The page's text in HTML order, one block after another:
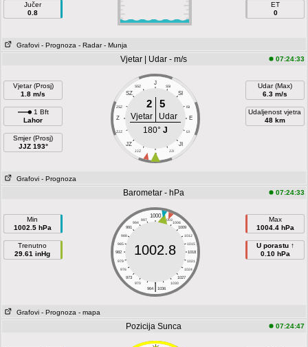
Jučer
0.8
ET
0
Grafovi - Prognoza - Radar - Munja
Vjetar | Udar - m/s 07:24:33
Vjetar (Prosj)
1.8 m/s
1 Bft
Lahor
Smjer (Prosj)
JJZ 193°
J
SSZ SSI
SZ SI
ZSZ ISI
Z E
ZJZ IJI
JZ JI
JJZ JJI
J
2 5
Vjetar
Udar
180° J
Udar (Max)
6.3 m/s
Udaljenost vjetra
48 km
Grafovi - Prognoza
Barometar - hPa 07:24:33
Min
1002.5 hPa
Trenutno
29.61 inHg
1000
997 1003
994
1006
991
1009
988
1012
985
1015
982
1018
979
1021
976
1024
973
1027
970
1030
|
964 1036
1002.8
Max
1004.4 hPa
U porastu ↑
0.10 hPa
Grafovi - Prognoza - mapa
Pozicija Sunca 07:24:47